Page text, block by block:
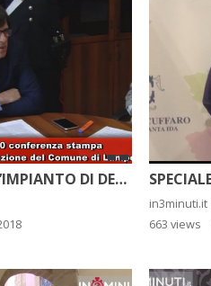
SEQUESTRATO L’IMPIANTO DI DEPURAZIONE DEL COMUNE DI LAMPEDUSA. ASCOLTATE IL PROCURATORE DELLA REPUBBLICA LUIGI PATRONAGGIO
in3minuti.it
663 views